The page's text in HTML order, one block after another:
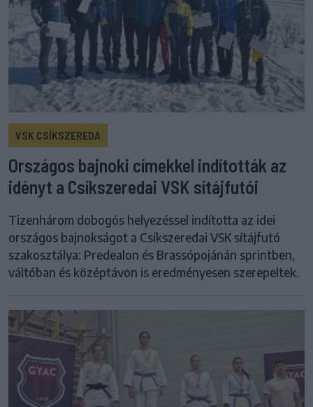
VSK CSÍKSZEREDA
Országos bajnoki címekkel indították az
idényt a Csíkszeredai VSK sítájfutói
Tizenhárom dobogós helyezéssel indította az idei
országos bajnokságot a Csíkszeredai VSK sítájfutó
szakosztálya: Predealon és Brassópojánán sprintben,
váltóban és középtávon is eredményesen szerepeltek.